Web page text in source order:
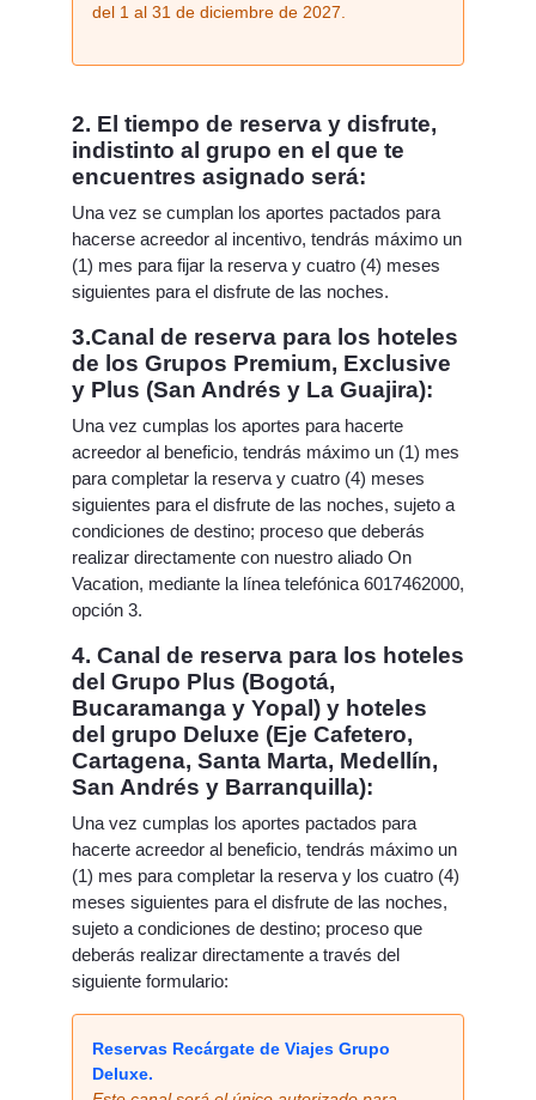
del 1 al 31 de diciembre de 2027.
2. El tiempo de reserva y disfrute,
indistinto al grupo en el que te
encuentres asignado será:
Una vez se cumplan los aportes pactados para
hacerse acreedor al incentivo, tendrás máximo un
(1) mes para fijar la reserva y cuatro (4) meses
siguientes para el disfrute de las noches.
3.Canal de reserva para los hoteles
de los Grupos Premium, Exclusive
y Plus (San Andrés y La Guajira):
Una vez cumplas los aportes para hacerte
acreedor al beneficio, tendrás máximo un (1) mes
para completar la reserva y cuatro (4) meses
siguientes para el disfrute de las noches, sujeto a
condiciones de destino; proceso que deberás
realizar directamente con nuestro aliado On
Vacation, mediante la línea telefónica 6017462000,
opción 3.
4. Canal de reserva para los hoteles
del Grupo Plus (Bogotá,
Bucaramanga y Yopal) y hoteles
del grupo Deluxe (Eje Cafetero,
Cartagena, Santa Marta, Medellín,
San Andrés y Barranquilla):
Una vez cumplas los aportes pactados para
hacerte acreedor al beneficio, tendrás máximo un
(1) mes para completar la reserva y los cuatro (4)
meses siguientes para el disfrute de las noches,
sujeto a condiciones de destino; proceso que
deberás realizar directamente a través del
siguiente formulario:
Reservas Recárgate de Viajes Grupo
Deluxe.